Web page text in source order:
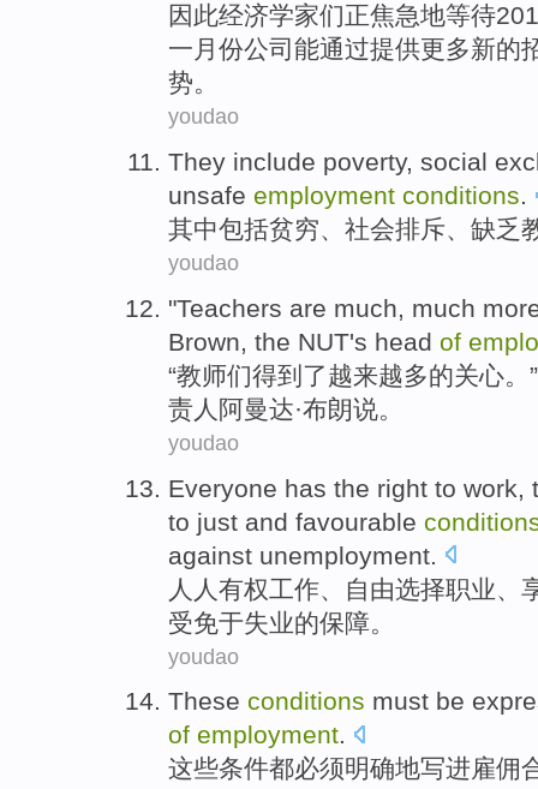
因此经济学家们正焦急地等待
一月份公司 能通过提供更多新的
势。
youdao
They include poverty, social
unsafe employment conditions.
其中包括贫穷、 社会排斥、 缺乏
youdao
"Teachers are much, much
Brown, the NUT's head of
“教师们得到了越来越多的关心。”
责人阿曼达·布朗说。
youdao
Everyone has the right to work
to just and favourable
against unemployment
人人 有权工作 自由选择职业 、
受免于失业的保障 。
youdao
These conditions must be
of employment.
这些条件都必须明确地写进雇佣